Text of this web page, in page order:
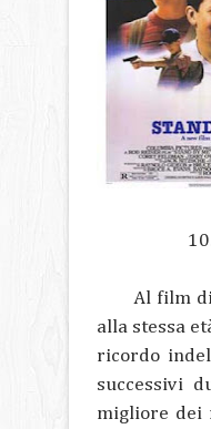
Al film di
alla stessa
ricordo
successivi
migliore dei